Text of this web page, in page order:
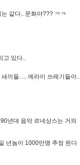
는 같다.. 문화야??? ㅋ ㅋ
고 있다..
새끼 들..... 에 라이 쓰레 기 들아..
90년대 음악 르네 상스는 거 의
년 놈이 1000만명 추정 된 다